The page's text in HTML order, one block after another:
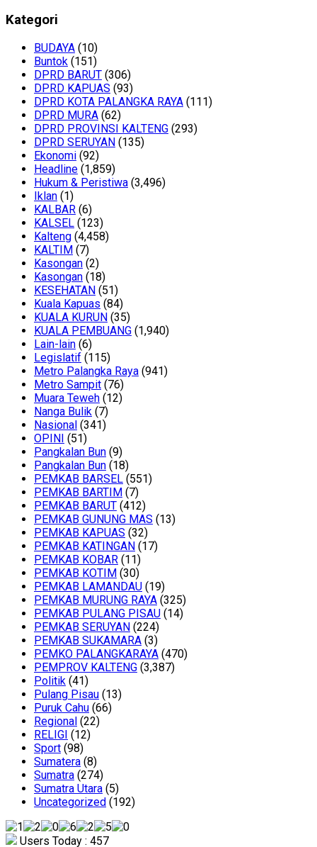
Kategori
BUDAYA (10)
Buntok (151)
DPRD BARUT (306)
DPRD KAPUAS (93)
DPRD KOTA PALANGKA RAYA (111)
DPRD MURA (62)
DPRD PROVINSI KALTENG (293)
DPRD SERUYAN (135)
Ekonomi (92)
Headline (1,859)
Hukum & Peristiwa (3,496)
Iklan (1)
KALBAR (6)
KALSEL (123)
Kalteng (4,458)
KALTIM (7)
Kasongan (2)
Kasongan (18)
KESEHATAN (51)
Kuala Kapuas (84)
KUALA KURUN (35)
KUALA PEMBUANG (1,940)
Lain-lain (6)
Legislatif (115)
Metro Palangka Raya (941)
Metro Sampit (76)
Muara Teweh (12)
Nanga Bulik (7)
Nasional (341)
OPINI (51)
Pangkalan Bun (9)
Pangkalan Bun (18)
PEMKAB BARSEL (551)
PEMKAB BARTIM (7)
PEMKAB BARUT (412)
PEMKAB GUNUNG MAS (13)
PEMKAB KAPUAS (32)
PEMKAB KATINGAN (17)
PEMKAB KOBAR (11)
PEMKAB KOTIM (30)
PEMKAB LAMANDAU (19)
PEMKAB MURUNG RAYA (325)
PEMKAB PULANG PISAU (14)
PEMKAB SERUYAN (224)
PEMKAB SUKAMARA (3)
PEMKO PALANGKARAYA (470)
PEMPROV KALTENG (3,387)
Politik (41)
Pulang Pisau (13)
Puruk Cahu (66)
Regional (22)
RELIGI (12)
Sport (98)
Sumatera (8)
Sumatra (274)
Sumatra Utara (5)
Uncategorized (192)
Users Today : 457